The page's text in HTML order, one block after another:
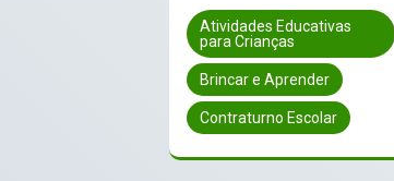
Atividades Educativas
para Crianças
Brincar e Aprender
Contraturno Escolar